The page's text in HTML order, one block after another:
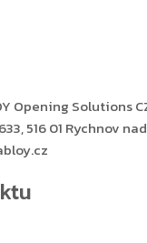
Opening Solutions
516 01 Rychnov